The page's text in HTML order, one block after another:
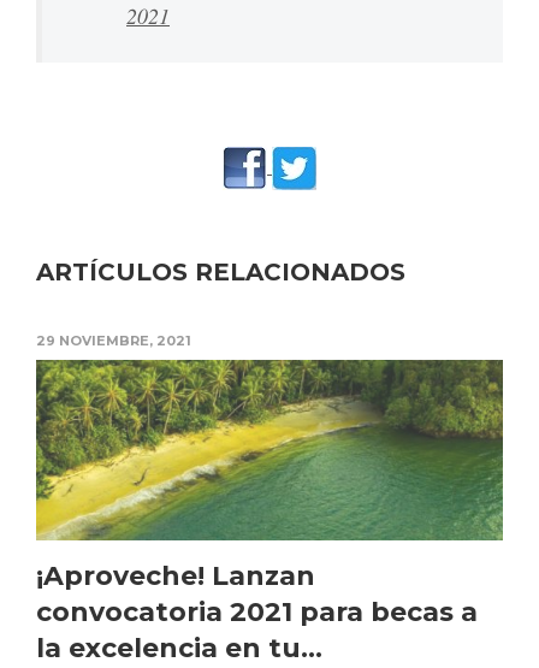
2021
ARTÍCULOS RELACIONADOS
29 NOVIEMBRE, 2021
¡Aproveche! Lanzan
convocatoria 2021 para becas a
la excelencia en tu...